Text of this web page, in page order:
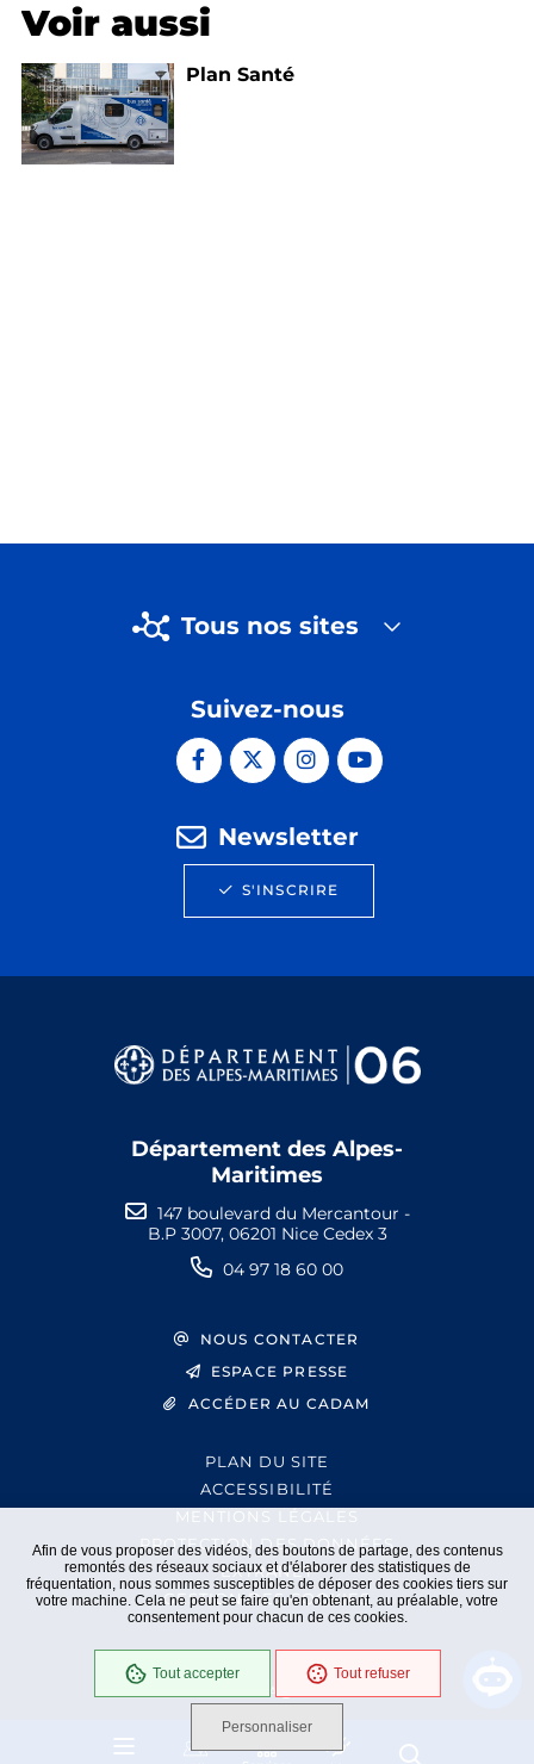
Afin de vous proposer des vidéos, des boutons de partage, des contenus
remontés des réseaux sociaux et d'élaborer des statistiques de
fréquentation, nous sommes susceptibles de déposer des cookies tiers sur
votre machine. Cela ne peut se faire qu'en obtenant, au préalable, votre
consentement pour chacun de ces cookies.
Tout accepter Tout refuser
Personnaliser
Voir aussi
Plan Santé
Tous nos sites
Suivez-nous
Newsletter
S'INSCRIRE
Département des Alpes-
Maritimes
147 boulevard du Mercantour -
B.P 3007, 06201 Nice Cedex 3
04 97 18 60 00
NOUS CONTACTER
ESPACE PRESSE
ACCÉDER AU CADAM
PLAN DU SITE
ACCESSIBILITÉ
MENTIONS LÉGALES
PROTECTION DES DONNÉES
EXTRANET
GESTION DES COOKIES
En cours